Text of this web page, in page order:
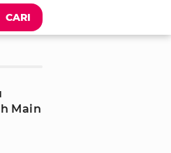
CARI
Main